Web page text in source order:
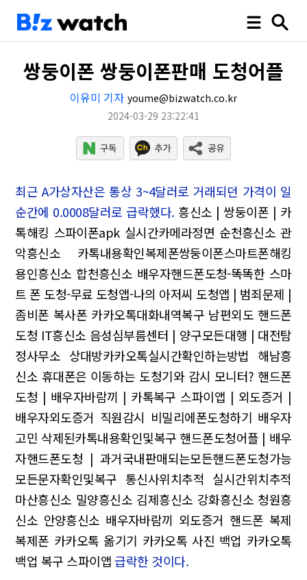
쌍둥이폰 쌍둥이폰판매 도청어플
이유미 기자 youme@bizwatch.co.kr
2024-03-29 23:22:41
최근 A가상자산은 통상 3~4달러로 거래되던 가격이 일
순간에 0.0008달러로 급락했다. 흥신소 | 쌍둥이폰 | 카
톡해킹 스파이폰apk 실시간카메라정면 순천흥신소 관
악흥신소 카톡내용확인복제폰쌍둥이폰스마트폰해킹
용인흥신소 합천흥신소 배우자핸드폰도청-똑똑한 스마
트 폰 도청-무료 도청앱-나의 아저씨 도청앱 | 범죄문제 |
좀비폰 복사폰 카카오톡대화내역복구 남편외도 핸드폰
도청 IT흥신소 음성심부름센터 | 양구모든대행 | 대전탐
정사무소 상대방카카오톡실시간확인하는방법 해남흥
신소 휴대폰은 이동하는 도청기와 감시 모니터? 핸드폰
도청 | 배우자바람끼 | 카톡복구 스파이앱 | 외도증거 |
배우자외도증거 직원감시 비밀리에폰도청하기 배우자
고민 삭제된카톡내용확인및복구 핸드폰도청어플 | 배우
자핸드폰도청 | 과거국내판매되는모든핸드폰도청가능
모든문자확인및복구 통신사위치추적 실시간위치추적
마산흥신소 밀양흥신소 김제흥신소 강화흥신소 청원흥
신소 안양흥신소 배우자바람끼 외도증거 핸드폰 복제
복제폰 카카오톡 옮기기 카카오톡 사진 백업 카카오톡
백업 복구 스파이앱 급락한 것이다.